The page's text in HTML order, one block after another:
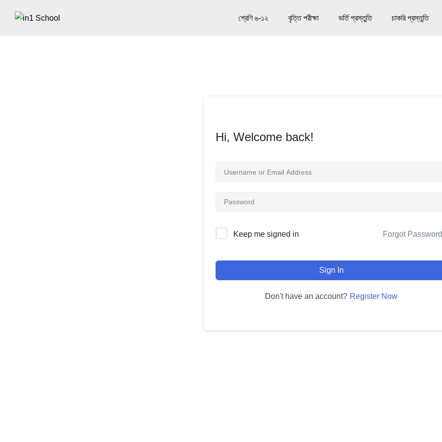
শ্রেণি ৬-১২ বৃত্তি পরীক্ষা ভর্তি প্রস্তুতি চাকরি প্রস্তুতি
Hi, Welcome back!
Keep me signed in Forgot
Sign In
Don't have an account? Register Now